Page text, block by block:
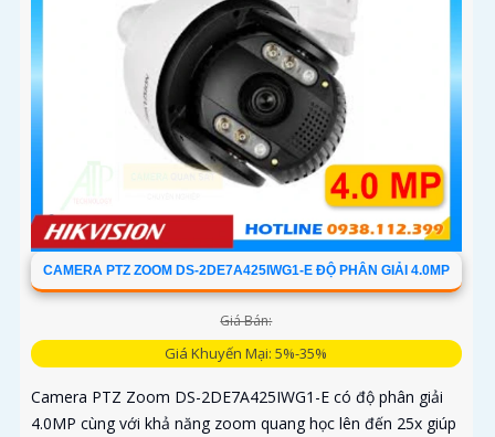
CAMERA PTZ ZOOM DS-2DE7A425IWG1-E ĐỘ PHÂN GIẢI 4.0MP
Giá Bán:
Giá Khuyến Mại: 5%-35%
Camera PTZ Zoom DS-2DE7A425IWG1-E có độ phân giải
4.0MP cùng với khả năng zoom quang học lên đến 25x giúp